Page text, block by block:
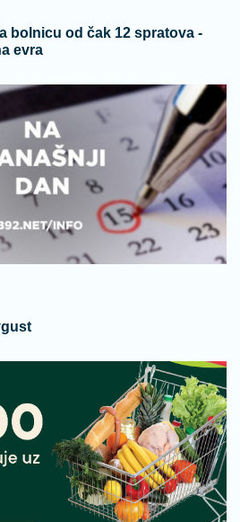
bolnicu od čak 12 spratova -
evra